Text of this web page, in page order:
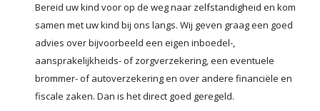
Bereid uw kind voor op de weg naar zelfstandigheid en kom
samen met uw kind bij ons langs. Wij geven graag een goed
advies over bijvoorbeeld een eigen inboedel-,
aansprakelijkheids- of zorgverzekering, een eventuele
brommer- of autoverzekering en over andere financiële en
fiscale zaken. Dan is het direct goed geregeld.